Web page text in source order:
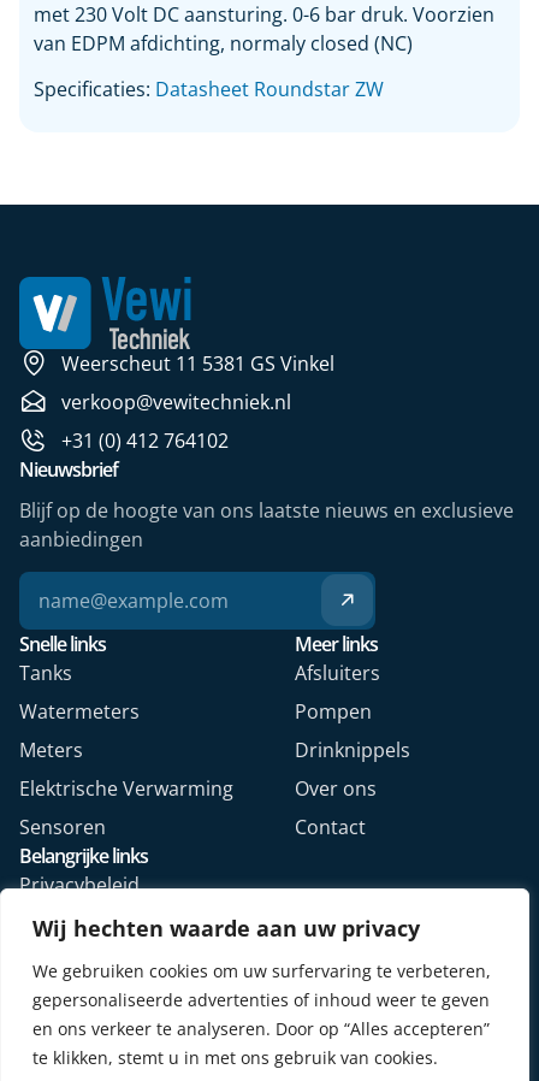
Wij hechten waarde aan uw privacy
We gebruiken cookies om uw surfervaring te verbeteren,
gepersonaliseerde advertenties of inhoud weer te geven
en ons verkeer te analyseren. Door op “Alles accepteren”
te klikken, stemt u in met ons gebruik van cookies.
met 230 Volt DC aansturing. 0-6 bar druk. Voorzien
van EDPM afdichting, normaly closed (NC)
Specificaties: Datasheet Roundstar ZW
Weerscheut 11 5381 GS Vinkel
verkoop@vewitechniek.nl
+31 (0) 412 764102
Snelle links
Tanks
Watermeters
Meters
Elektrische Verwarming
Sensoren
Meer links
Afsluiters
Pompen
Drinknippels
Over ons
Contact
Belangrijke links
Privacybeleid
Algemene voorwaarden
Veelgestelde vragen
Retourformulier webshop
Nieuwsbrief
Blijf op de hoogte van ons laatste nieuws en exclusieve
aanbiedingen